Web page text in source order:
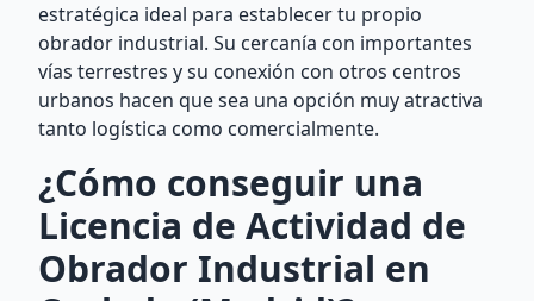
estratégica ideal para establecer tu propio
obrador industrial. Su cercanía con importantes
vías terrestres y su conexión con otros centros
urbanos hacen que sea una opción muy atractiva
tanto logística como comercialmente.
¿Cómo conseguir una
Licencia de Actividad de
Obrador Industrial en